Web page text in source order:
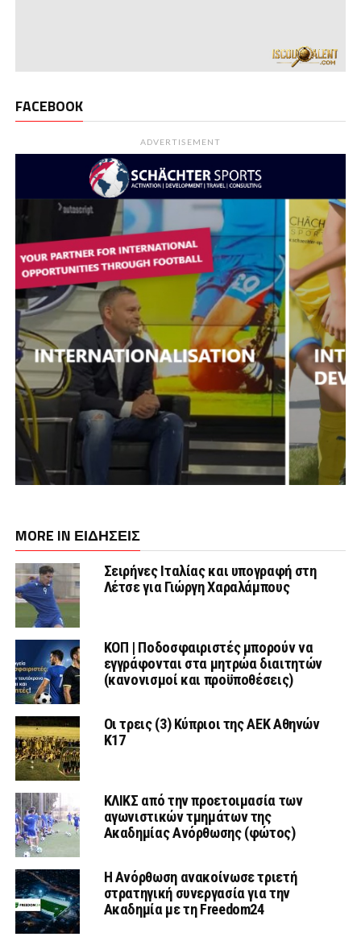
FACEBOOK
ADVERTISEMENT
MORE IN ΕΙΔΗΣΕΙΣ
Σειρήνες Ιταλίας και υπογραφή στη
Λέτσε για Γιώργη Χαραλάμπους
ΚΟΠ | Ποδοσφαιριστές μπορούν να
εγγράφονται στα μητρώα διαιτητών
(κανονισμοί και προϋποθέσεις)
Οι τρεις (3) Κύπριοι της ΑΕΚ Αθηνών
Κ17
ΚΛΙΚΣ από την προετοιμασία των
αγωνιστικών τμημάτων της
Ακαδημίας Ανόρθωσης (φώτος)
Η Ανόρθωση ανακοίνωσε τριετή
στρατηγική συνεργασία για την
Ακαδημία με τη Freedom24